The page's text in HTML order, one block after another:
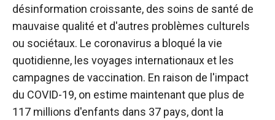
désinformation croissante, des soins de santé de
mauvaise qualité et d'autres problèmes culturels
ou sociétaux. Le coronavirus a bloqué la vie
quotidienne, les voyages internationaux et les
campagnes de vaccination. En raison de l'impact
du COVID-19, on estime maintenant que plus de
117 millions d'enfants dans 37 pays, dont la